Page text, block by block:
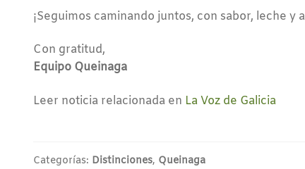
¡Seguimos caminando juntos, con sabor, leche y
Con gratitud,
Equipo Queinaga
Leer noticia relacionada en La Voz de Galicia
Categorías: Distinciones, Queinaga